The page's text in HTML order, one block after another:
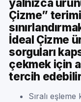
yalnızca
Çizme”
İdeal Çizme
sorguları
çekmek için
tercih
Sıralı eşleme